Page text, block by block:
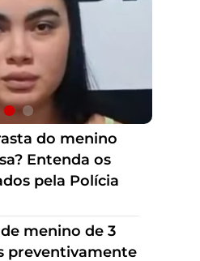
menino de 3
preventivamente
em Palmas
do menino
Entenda os
pela Polícia